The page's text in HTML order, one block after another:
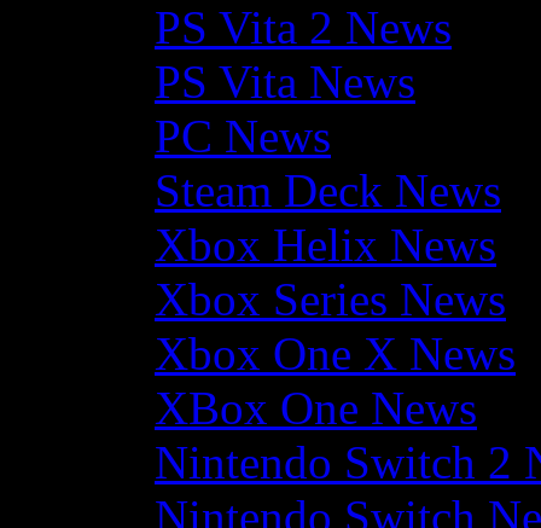
PS Vita 2 News
PS Vita News
PC News
Steam Deck News
Xbox Helix News
Xbox Series News
Xbox One X News
XBox One News
Nintendo Switch 2
Nintendo Switch